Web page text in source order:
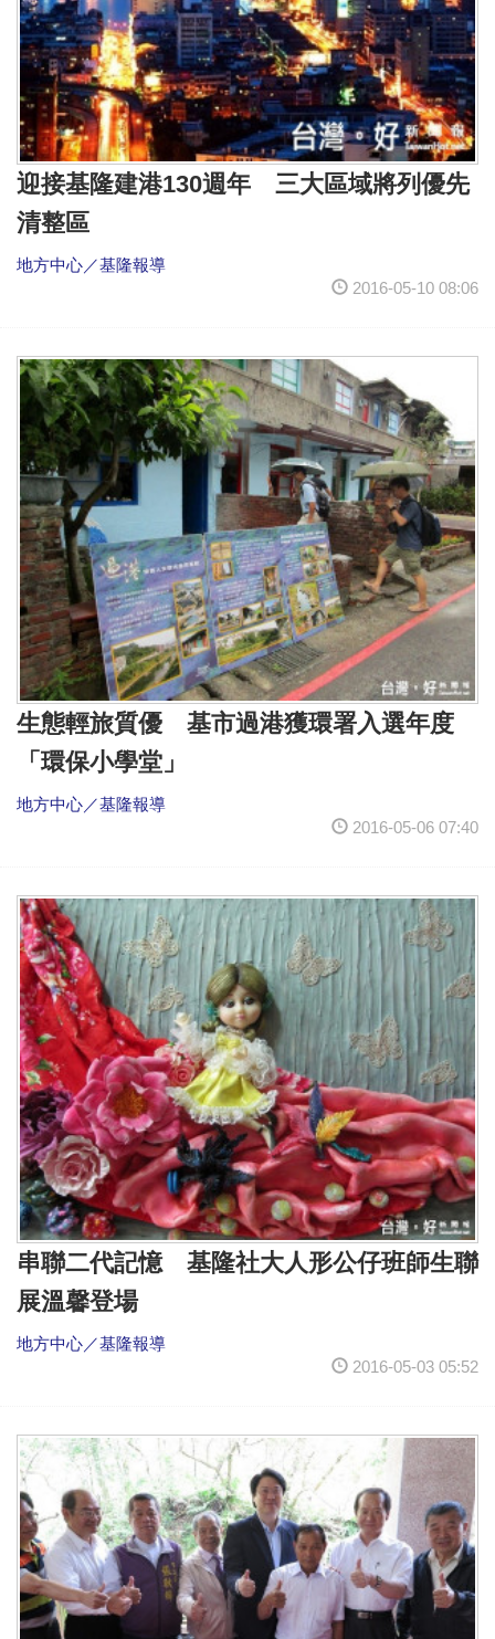
迎接基隆建港130週年 三大區域將列優先
清整區
地方中心／基隆報導
2016-05-10 08:06
生態輕旅質優 基市過港獲環署入選年度
「環保小學堂」
地方中心／基隆報導
2016-05-06 07:40
串聯二代記憶 基隆社大人形公仔班師生聯
展溫馨登場
地方中心／基隆報導
2016-05-03 05:52